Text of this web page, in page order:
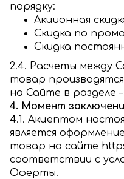
порядку:
Акционная
Скидка по
Скидка
2.4. Расчеты между
товар
на Сайте в разделе
4. Момент
4.1. Акцептом
является
товар на сайте
соответствии с
Оферты.